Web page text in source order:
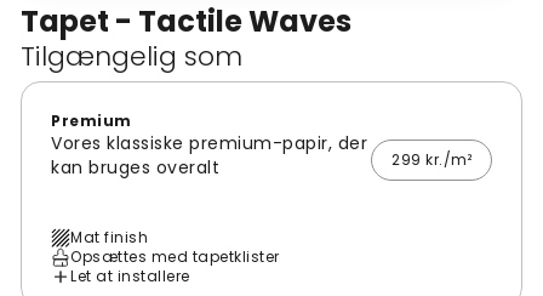
Tapet - Tactile Waves
Tilgængelig som
Premium
Vores klassiske premium-papir, der
kan bruges overalt
299 kr./m²
Mat finish
Opsættes med tapetklister
Let at installere